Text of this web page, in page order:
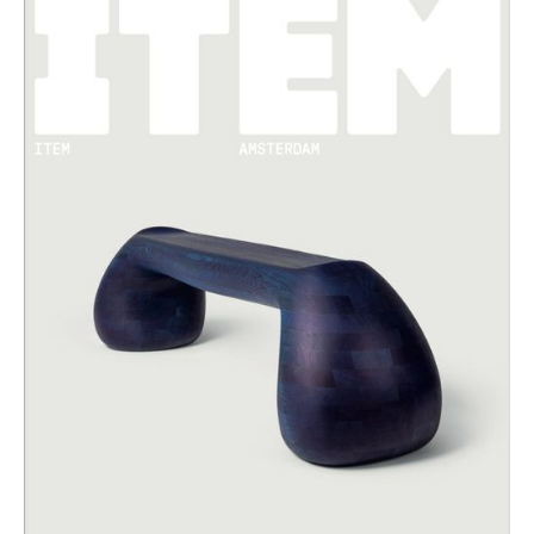
ontwerpen toont die relevant zijn voor dat specifieke veld.
tentoongesteld. Voor ITEM Amsterdam hebben we de eiken
BOLLARD zitbank ontworpen en de BELLY, een drankkastje.